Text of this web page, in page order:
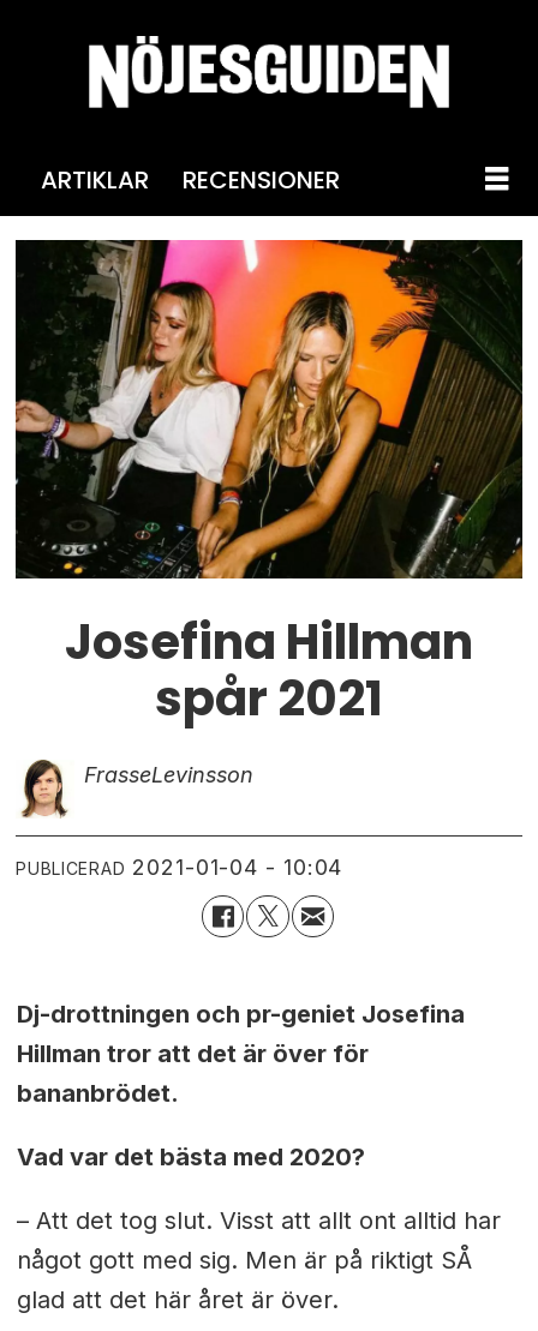
ARTIKLAR RECENSIONER
Josefina Hillman
spår 2021
FrasseLevinsson
PUBLICERAD 2021-01-04 - 10:04
Dj-drottningen och pr-geniet Josefina
Hillman tror att det är över för
bananbrödet.
Vad var det bästa med 2020?
– Att det tog slut. Visst att allt ont alltid har
något gott med sig. Men är på riktigt SÅ
glad att det här året är över.